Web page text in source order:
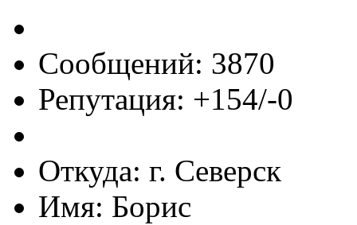
Сообщений: 3870
Репутация: +154/-0
Откуда: г. Северск
Имя: Борис